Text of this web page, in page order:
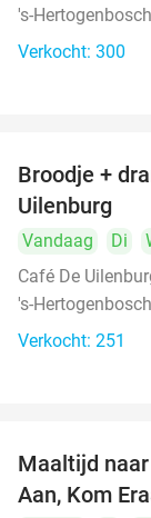
's-Hertogenbosch
Verkocht: 300
Broodje +
Uilenburg
Vandaag Di
Café De
's-Hertogenbosch
Verkocht: 251
Maaltijd
Aan, Kom